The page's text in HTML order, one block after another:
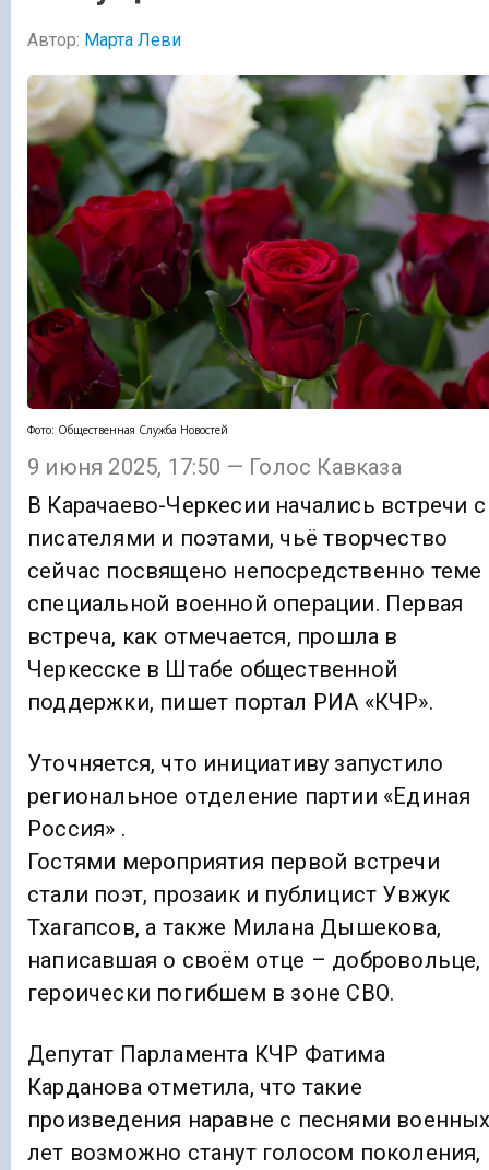
Автор: Марта Леви
Фото: Общественная Служба Новостей
9 июня 2025, 17:50 — Голос Кавказа
В Карачаево-Черкесии начались встречи с
писателями и поэтами, чьё творчество
сейчас посвящено непосредственно теме
специальной военной операции. Первая
встреча, как отмечается, прошла в
Черкесске в Штабе общественной
поддержки, пишет портал РИА «КЧР».
Уточняется, что инициативу запустило
региональное отделение партии «Единая
Россия» .
Гостями мероприятия первой встречи
стали поэт, прозаик и публицист Увжук
Тхагапсов, а также Милана Дышекова,
написавшая о своём отце – добровольце,
героически погибшем в зоне СВО.
Депутат Парламента КЧР Фатима
Карданова отметила, что такие
произведения наравне с песнями
лет возможно станут голосом поколения,